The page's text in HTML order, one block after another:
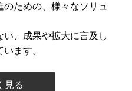
ための、様々なソリュ
、成果や拡大に言及し
ます。
見る